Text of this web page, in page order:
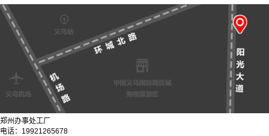
郑州办事处工厂
电话：19921265678